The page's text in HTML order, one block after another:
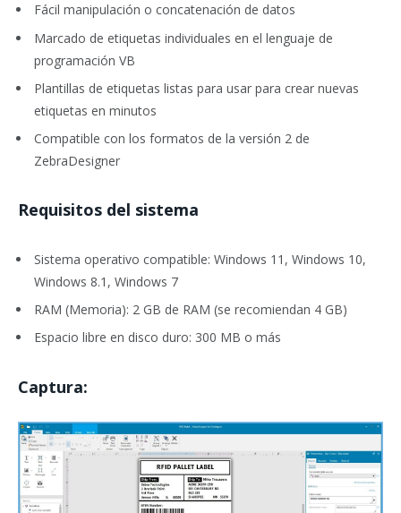
Fácil manipulación o concatenación de datos
Marcado de etiquetas individuales en el lenguaje de
programación VB
Plantillas de etiquetas listas para usar para crear nuevas
etiquetas en minutos
Compatible con los formatos de la versión 2 de
ZebraDesigner
Requisitos del sistema
Sistema operativo compatible: Windows 11, Windows 10,
Windows 8.1, Windows 7
RAM (Memoria): 2 GB de RAM (se recomiendan 4 GB)
Espacio libre en disco duro: 300 MB o más
Captura: